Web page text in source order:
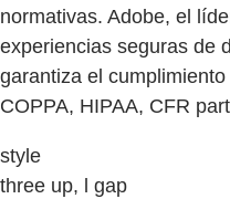
normativas. Adobe, el
experiencias seguras de
garantiza el
COPPA, HIPAA, CFR
style
three up, l gap